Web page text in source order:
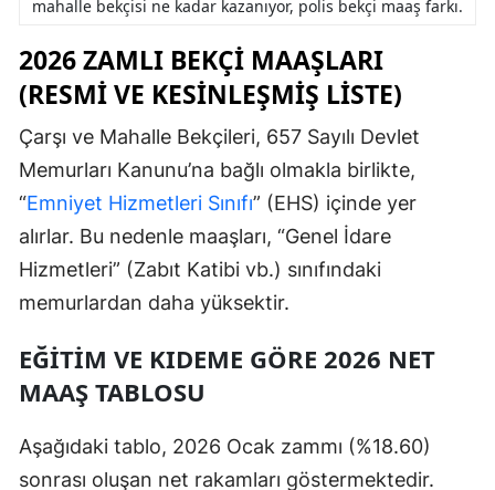
mahalle bekçisi ne kadar kazanıyor, polis bekçi maaş farkı.
2026 ZAMLI BEKÇI MAAŞLARI
(RESMI VE KESINLEŞMIŞ LISTE)
Çarşı ve Mahalle Bekçileri, 657 Sayılı Devlet
Memurları Kanunu’na bağlı olmakla birlikte,
“Emniyet Hizmetleri Sınıfı” (EHS) içinde yer
alırlar. Bu nedenle maaşları, “Genel İdare
Hizmetleri” (Zabıt Katibi vb.) sınıfındaki
memurlardan daha yüksektir.
EĞITIM VE KIDEME GÖRE 2026 NET
MAAŞ TABLOSU
Aşağıdaki tablo, 2026 Ocak zammı (%18.60)
sonrası oluşan net rakamları göstermektedir.